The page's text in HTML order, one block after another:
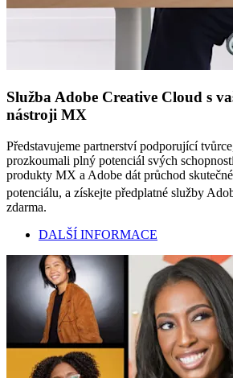
Služba Adobe Creative Cloud s
nástroji MX
Představujeme partnerství podporující
prozkoumali plný potenciál svých
produkty MX a Adobe dát průchod
potenciálu, a získejte předplatné služby
zdarma.
DALŠÍ INFORMACE